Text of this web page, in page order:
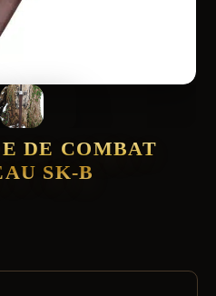
DE COMBAT
SK-B